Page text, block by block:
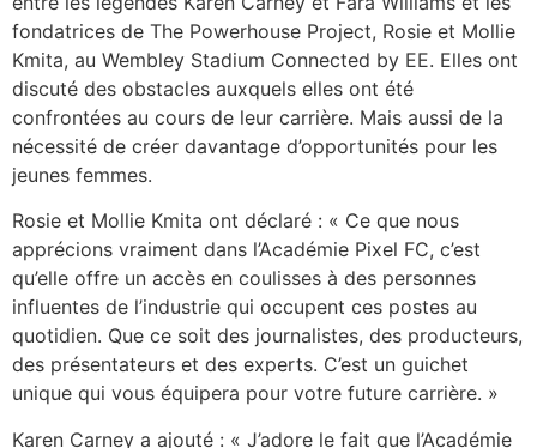
fondatrices de The Powerhouse Project, Rosie et Mollie
Kmita, au Wembley Stadium Connected by EE. Elles ont
discuté des obstacles auxquels elles ont été
confrontées au cours de leur carrière. Mais aussi de la
nécessité de créer davantage d’opportunités pour les
jeunes femmes.
Rosie et Mollie Kmita ont déclaré : « Ce que nous
apprécions vraiment dans l’Académie Pixel FC, c’est
qu’elle offre un accès en coulisses à des personnes
influentes de l’industrie qui occupent ces postes au
quotidien. Que ce soit des journalistes, des producteurs,
des présentateurs et des experts. C’est un guichet
unique qui vous équipera pour votre future carrière. »
Karen Carney a ajouté : « J’adore le fait que l’Académie